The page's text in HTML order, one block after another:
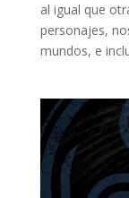
al igual que
personajes,
mundos, e